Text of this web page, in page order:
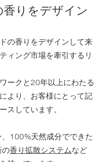
香りをデザイン
の香りをデザインして来
ィング市場を牽引するリ
ークと20年以上にわたる
より、お客様にとって記
スしています。
100%天然成分でできた
の香り拡散システムなど